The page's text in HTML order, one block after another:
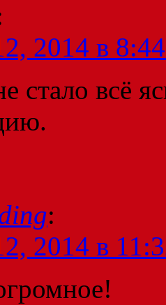
2014 в
стало всё
:
2014 в